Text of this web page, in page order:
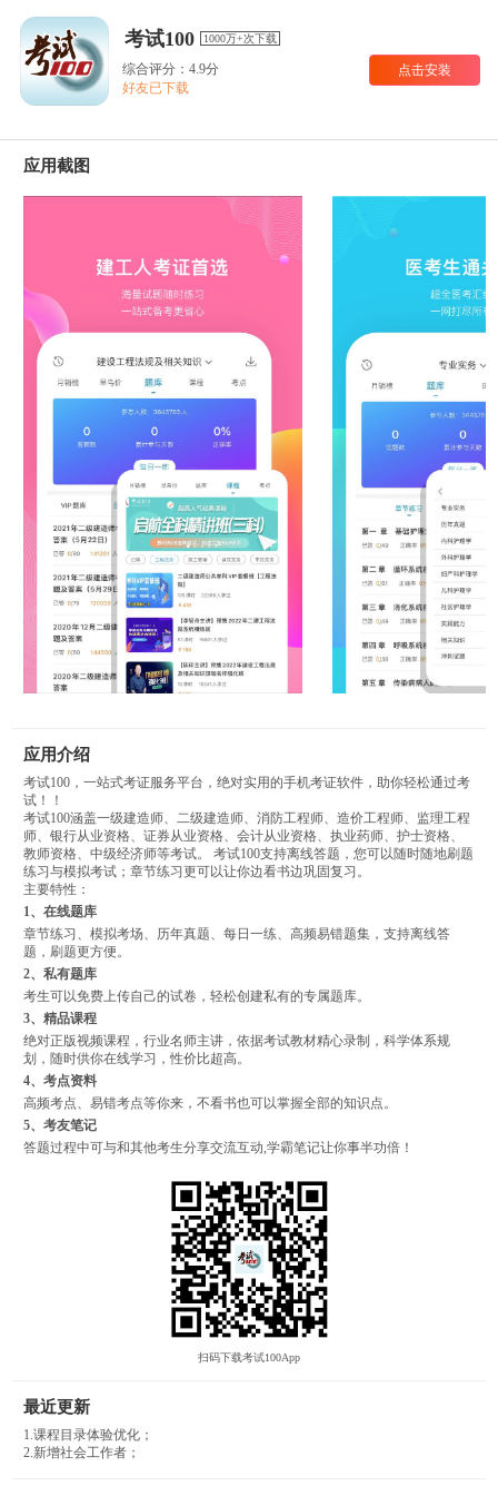
考试100 1000万+次下载
综合评分：4.9分
好友已下载
点击安装
应用截图
应用介绍
考试100，一站式考证服务平台，绝对实用的手机考证软件，助你轻松通过考
试！！
考试100涵盖一级建造师、二级建造师、消防工程师、造价工程师、监理工程
师、银行从业资格、证券从业资格、会计从业资格、执业药师、护士资格、
教师资格、中级经济师等考试。 考试100支持离线答题，您可以随时随地刷题
练习与模拟考试；章节练习更可以让你边看书边巩固复习。
主要特性：
1、在线题库
章节练习、模拟考场、历年真题、每日一练、高频易错题集，支持离线答
题，刷题更方便。
2、私有题库
考生可以免费上传自己的试卷，轻松创建私有的专属题库。
3、精品课程
绝对正版视频课程，行业名师主讲，依据考试教材精心录制，科学体系规
划，随时供你在线学习，性价比超高。
4、考点资料
高频考点、易错考点等你来，不看书也可以掌握全部的知识点。
5、考友笔记
答题过程中可与和其他考生分享交流互动,学霸笔记让你事半功倍！
扫码下载考试100App
最近更新
1.课程目录体验优化；
2.新增社会工作者；